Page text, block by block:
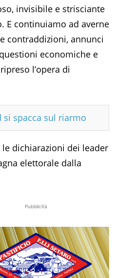
invisibile e strisciante
E continuiamo ad averne
contraddizioni, annunci
economiche e
l’opera di
si spacca sul riarmo
dichiarazioni dei leader
elettorale dalla
Pubblicità